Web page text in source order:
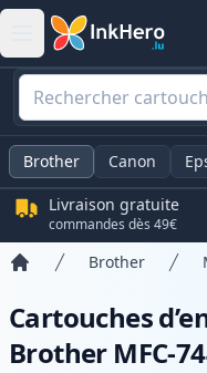
Brother Canon
Livraison gratuite
commandes dès 49€
Brother
Cartouches
Brother MFC-